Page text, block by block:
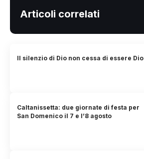
Articoli correlati
Il silenzio di Dio non cessa di essere Dio
Caltanissetta: due giornate di festa per
San Domenico il 7 e l’8 agosto